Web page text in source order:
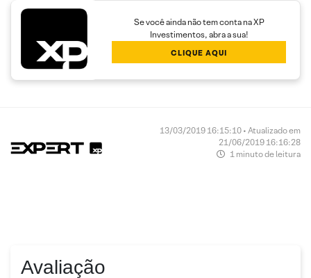
Se você ainda não tem conta na XP
Investimentos, abra a sua!
CLIQUE AQUI
13/03/2019 16:15:10 • Atualizado em
21/06/2019 16:16:28
1 minuto de leitura
Avaliação